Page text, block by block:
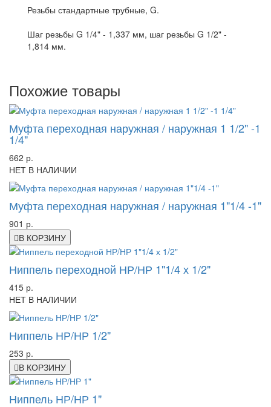
Резьбы стандартные трубные, G.
Шаг резьбы G 1/4" - 1,337 мм, шаг резьбы G 1/2" -
1,814 мм.
Похожие товары
Муфта переходная наружная / наружная 1 1/2" -1
1/4"
662 р.
НЕТ В НАЛИЧИИ
Муфта переходная наружная / наружная 1"1/4 -1"
901 р.
В КОРЗИНУ
Ниппель переходной НР/НР 1"1/4 х 1/2"
415 р.
НЕТ В НАЛИЧИИ
Ниппель НР/НР 1/2"
253 р.
В КОРЗИНУ
Ниппель НР/НР 1"